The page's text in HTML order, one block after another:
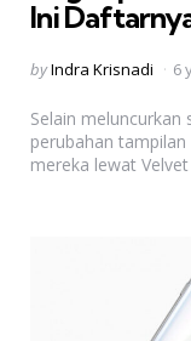
Ini
Posted
byIndra Krisnadi 6
Selain meluncurkan
perubahan
mereka lewat